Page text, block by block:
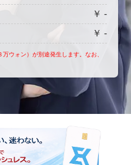
￥ -
￥ -
ウォン）が別途発生します。なお、